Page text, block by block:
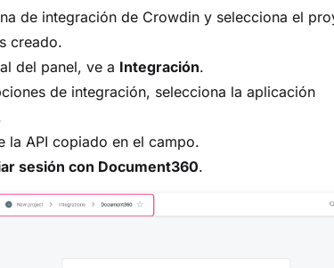
de integración de Crowdin y selecciona el
creado.
del panel, ve a Integración.
de integración, selecciona la aplicación
la API copiado en el campo.
sesión con Document360.